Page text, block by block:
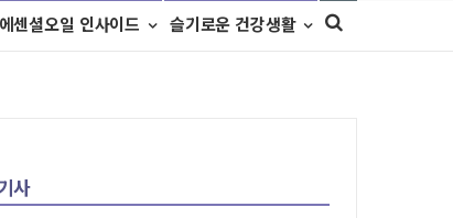
에센셜오일 인사이드 슬기로운 건강생활
사